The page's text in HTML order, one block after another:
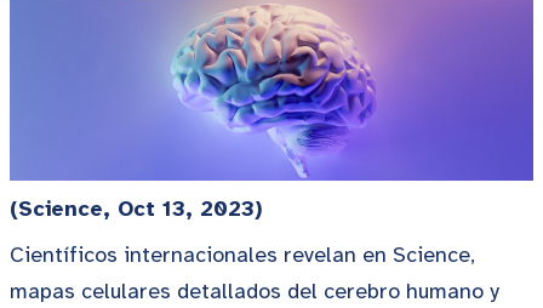
(Science, Oct 13, 2023)
Científicos internacionales revelan en Science,
mapas celulares detallados del cerebro humano y